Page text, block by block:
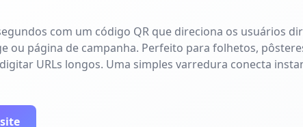
com um código QR que direciona os usuários
ou página de campanha. Perfeito para folhetos,
URLs longos. Uma simples varredura conecta